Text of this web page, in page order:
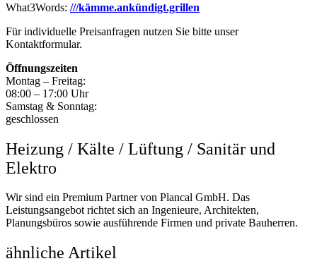
What3Words: ///kämme.ankündigt.grillen
Für individuelle Preisanfragen nutzen Sie bitte unser
Kontaktformular.
Öffnungszeiten
Montag – Freitag:
08:00 – 17:00 Uhr
Samstag & Sonntag:
geschlossen
Heizung / Kälte / Lüftung / Sanitär und
Elektro
Wir sind ein Premium Partner von Plancal GmbH. Das
Leistungsangebot richtet sich an Ingenieure, Architekten,
Planungsbüros sowie ausführende Firmen und private Bauherren.
ähnliche Artikel